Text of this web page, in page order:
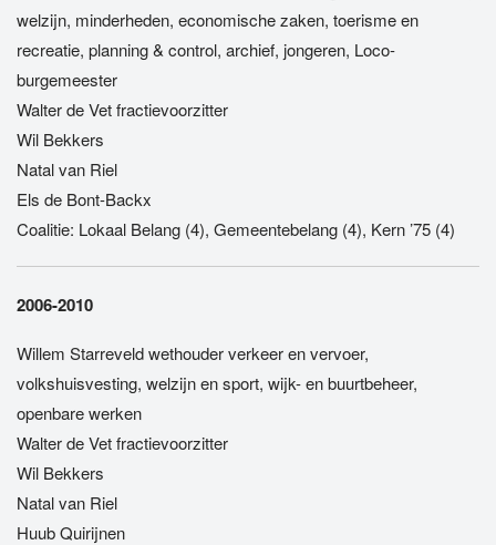
welzijn, minderheden, economische zaken, toerisme en
recreatie, planning & control, archief, jongeren, Loco-
burgemeester
Walter de Vet fractievoorzitter
Wil Bekkers
Natal van Riel
Els de Bont-Backx
Coalitie: Lokaal Belang (4), Gemeentebelang (4), Kern ’75 (4)
2006-2010
Willem Starreveld wethouder verkeer en vervoer,
volkshuisvesting, welzijn en sport, wijk- en buurtbeheer,
openbare werken
Walter de Vet fractievoorzitter
Wil Bekkers
Natal van Riel
Huub Quirijnen